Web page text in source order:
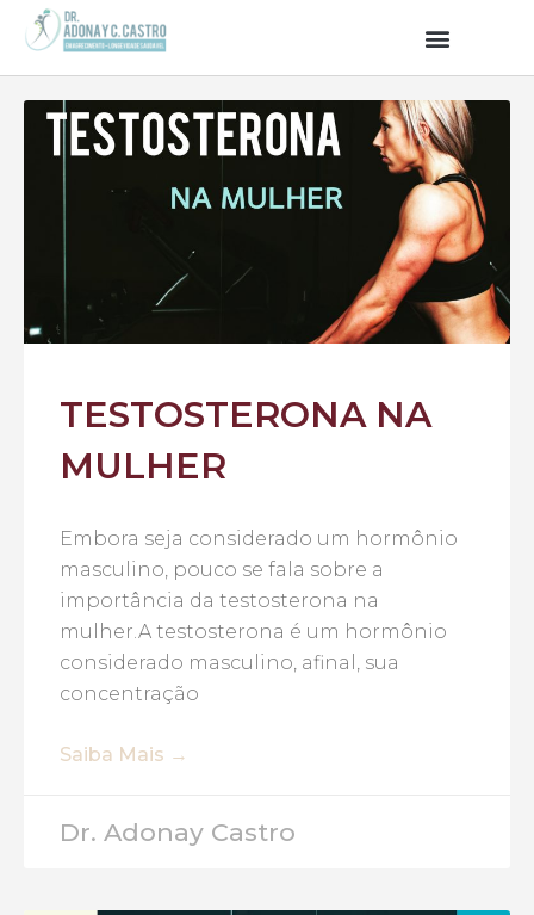
TESTOSTERONA NA
MULHER
Embora seja considerado um hormônio
masculino, pouco se fala sobre a
importância da testosterona na
mulher.A testosterona é um hormônio
considerado masculino, afinal, sua
concentração
Saiba Mais →
Dr. Adonay Castro